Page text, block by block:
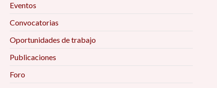
Eventos
Convocatorias
Oportunidades de trabajo
Publicaciones
Foro